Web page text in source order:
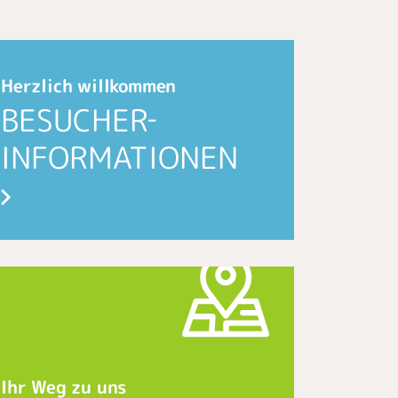
Herzlich willkommen
BESUCHER­
INFORMATIONEN
Ihr Weg zu uns